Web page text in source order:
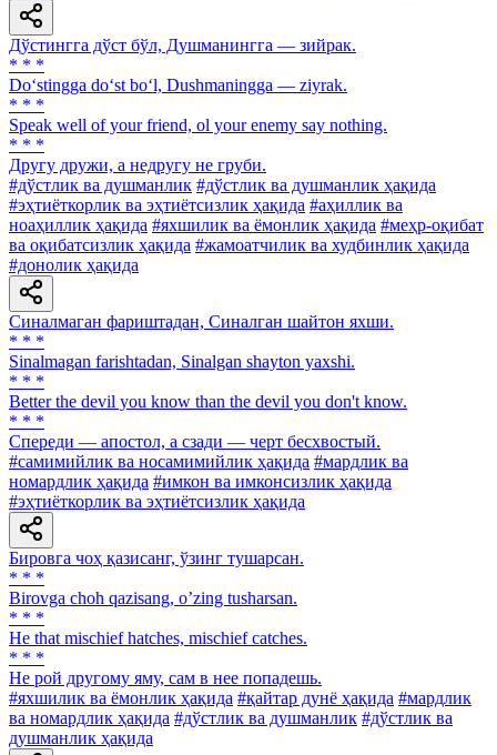
Дўстингга дўст бўл, Душманингга — зийрак.
* * *
Do‘stingga do‘st bo‘l, Dushmaningga — ziyrak.
* * *
Speak well of your friend, ol your enemy say nothing.
* * *
Другу дружи, а недругу не груби.
#дўстлик ва душманлик #дўстлик ва душманлик ҳақида
#эҳтиёткорлик ва эҳтиётсизлик ҳақида #аҳиллик ва
ноаҳиллик ҳақида #яхшилик ва ёмонлик ҳақида #меҳр-оқибат
ва оқибатсизлик ҳақида #жамоатчилик ва худбинлик ҳақида
#донолик ҳақида
Синалмаган фариштадан, Синалган шайтон яхши.
* * *
Sinalmagan farishtadan, Sinalgan shayton yaxshi.
* * *
Better the devil you know than the devil you don't know.
* * *
Спереди — апостол, а сзади — черт бесхвостый.
#самимийлик ва носамимийлик ҳақида #мардлик ва
номардлик ҳақида #имкон ва имконсизлик ҳақида
#эҳтиёткорлик ва эҳтиётсизлик ҳақида
Бировга чоҳ қазисанг, ўзинг тушарсан.
* * *
Birovga choh qazisang, oʼzing tusharsan.
* * *
He that mischief hatches, mischief catches.
* * *
He рой другому яму, сам в нее попадешь.
#яхшилик ва ёмонлик ҳақида #қайтар дунё ҳақида #мардлик
ва номардлик ҳақида #дўстлик ва душманлик #дўстлик ва
душманлик ҳақида